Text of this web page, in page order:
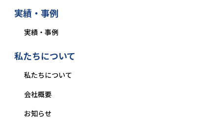
実績・事例
実績・事例
私たちについて
私たちについて
会社概要
お知らせ